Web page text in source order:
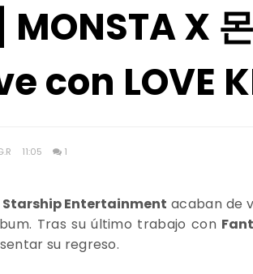
X
con LOVE
11:05 1
Starship Entertainment acaban de
Tras su último trabajo con
su regreso.